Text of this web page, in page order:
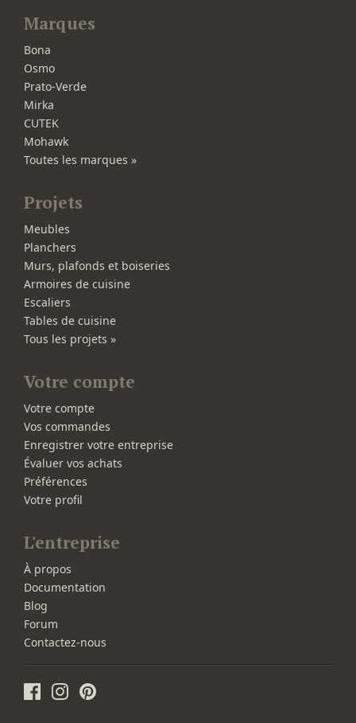
Marques
Bona
Osmo
Prato-Verde
Mirka
CUTEK
Mohawk
Toutes les marques »
Projets
Meubles
Planchers
Murs, plafonds et boiseries
Armoires de cuisine
Escaliers
Tables de cuisine
Tous les projets »
Votre compte
Votre compte
Vos commandes
Enregistrer votre entreprise
Évaluer vos achats
Préférences
Votre profil
L'entreprise
À propos
Documentation
Blog
Forum
Contactez-nous